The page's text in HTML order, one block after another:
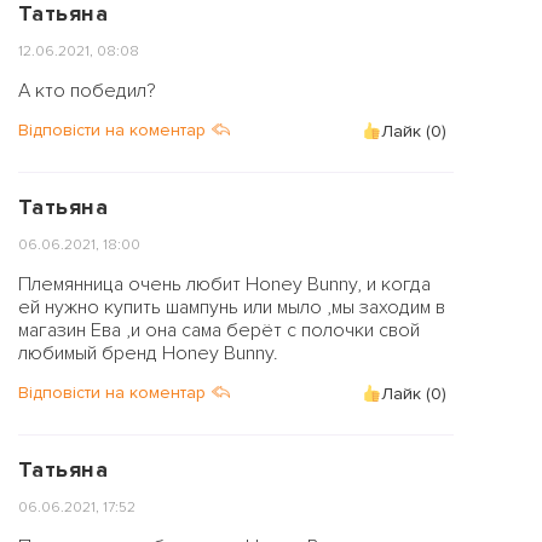
Татьяна
12.06.2021, 08:08
А кто победил?
Лайк (0)
Відповісти на коментар
Татьяна
06.06.2021, 18:00
Племянница очень любит Honey Bunny, и когда
ей нужно купить шампунь или мыло ,мы заходим в
магазин Ева ,и она сама берёт с полочки свой
любимый бренд Honey Bunny.
Лайк (0)
Відповісти на коментар
Татьяна
06.06.2021, 17:52